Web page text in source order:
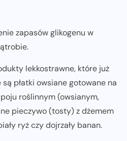
zapasów glikogenu w
lekkostrawne, które już
są płatki owsiane gotowane na
roślinnym (owsianym,
pieczywo (tosty) z dżemem
ryż czy dojrzały banan.